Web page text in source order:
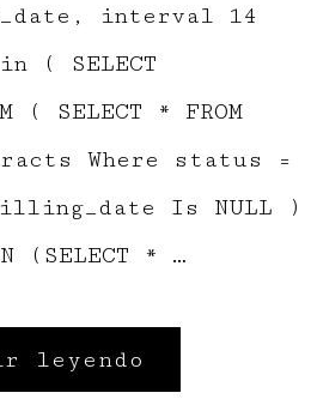
interval 14
( SELECT
( SELECT * FROM
Where status =
Is NULL )
(SELECT * …
leyendo